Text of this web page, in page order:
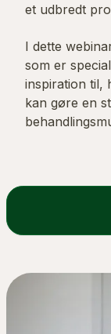
et udbredt
I dette
som er
inspiration til,
kan gøre en